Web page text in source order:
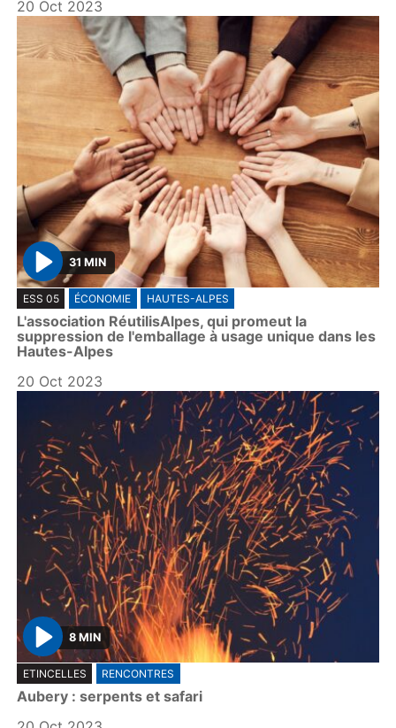
20 Oct 2023
P
l
a
y
31 MIN
ESS 05 ÉCONOMIE HAUTES-ALPES
L'association RéutilisAlpes, qui promeut la
suppression de l'emballage à usage unique dans les
Hautes-Alpes
20 Oct 2023
P
l
a
y
8 MIN
ETINCELLES RENCONTRES
Aubery : serpents et safari